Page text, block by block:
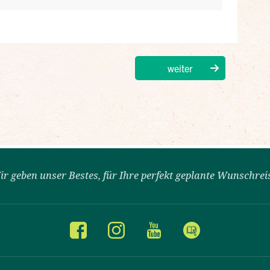
geben unser Bestes, für Ihre perfekt geplante